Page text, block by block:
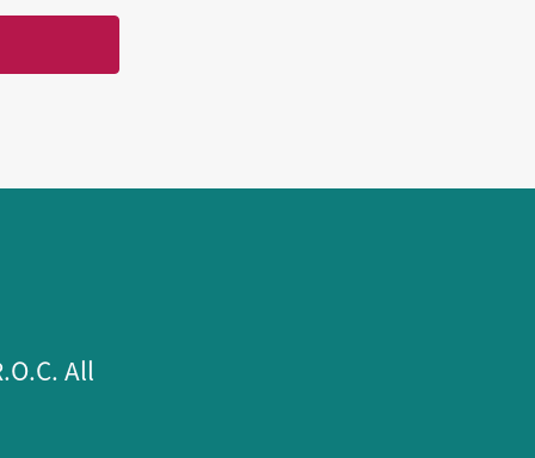
All